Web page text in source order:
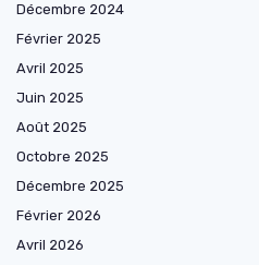
Décembre 2024
Février 2025
Avril 2025
Juin 2025
Août 2025
Octobre 2025
Décembre 2025
Février 2026
Avril 2026